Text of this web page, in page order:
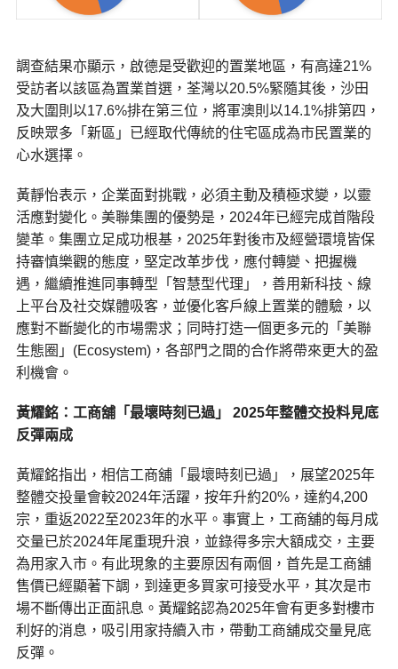
調查結果亦顯示，啟德是受歡迎的置業地區，有高達21%
受訪者以該區為置業首選，荃灣以20.5%緊隨其後，沙田
及大圍則以17.6%排在第三位，將軍澳則以14.1%排第四，
反映眾多「新區」已經取代傳統的住宅區成為市民置業的
心水選擇。
黃靜怡表示，企業面對挑戰，必須主動及積極求變，以靈
活應對變化。美聯集團的優勢是，2024年已經完成首階段
變革。集團立足成功根基，2025年對後市及經營環境皆保
持審慎樂觀的態度，堅定改革步伐，應付轉變、把握機
遇，繼續推進同事轉型「智慧型代理」，善用新科技、線
上平台及社交媒體吸客，並優化客戶線上置業的體驗，以
應對不斷變化的市場需求；同時打造一個更多元的「美聯
生態圈」(Ecosystem)，各部門之間的合作將帶來更大的盈
利機會。
黃耀銘：工商舖「最壞時刻已過」 2025年整體交投料見底
反彈兩成
黃耀銘指出，相信工商舖「最壞時刻已過」，展望2025年
整體交投量會較2024年活躍，按年升約20%，達約4,200
宗，重返2022至2023年的水平。事實上，工商舖的每月成
交量已於2024年尾重現升浪，並錄得多宗大額成交，主要
為用家入市。有此現象的主要原因有兩個，首先是工商舖
售價已經顯著下調，到達更多買家可接受水平，其次是市
場不斷傳出正面訊息。黃耀銘認為2025年會有更多對樓市
利好的消息，吸引用家持續入市，帶動工商舖成交量見底
反彈。